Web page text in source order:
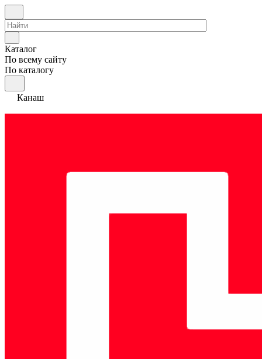
Каталог
По всему сайту
По каталогу
Канаш